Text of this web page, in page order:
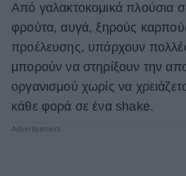
Από γαλακτοκομικά πλούσια
φρούτα, αυγά, ξηρούς
προέλευσης, υπάρχουν
μπορούν να στηρίξουν την
οργανισμού χωρίς να
κάθε φορά σε ένα shake.